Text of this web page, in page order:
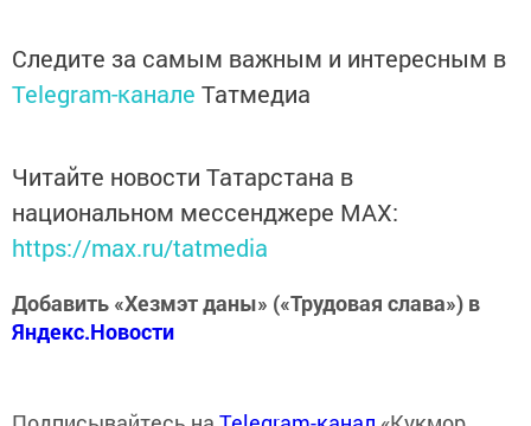
Следите за самым важным и интересным в
Telegram-канале Татмедиа
Читайте новости Татарстана в
национальном мессенджере MАХ:
https://max.ru/tatmedia
Добавить «Хезмэт даны» («Трудовая слава») в
Яндекс.Новости